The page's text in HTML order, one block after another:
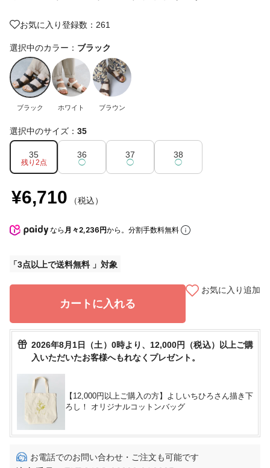
お気に入り登録数：261
選択中のカラー： ブラック
ブラック ホワイト ブラウン
選択中のサイズ： 35
35
残り2点
36
◯
37
◯
38
◯
¥6,710 （税込）
なら 月々2,236円から。分割手数料無料
3点以上で送料無料
カートに入れる
お気に入り追加
2026年8月1日（土）0時より、12,000円（税込）以上ご購
入いただいたお客様へもれなくプレゼント。
【12,000円以上ご購入の方】よしいちひろさん描き下
ろし！ オリジナルコットンバッグ
お電話でのお問い合わせ・ご注文も可能です